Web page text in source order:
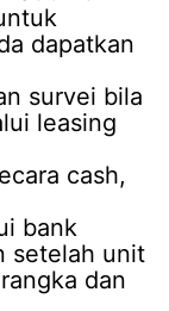
dapatkan
survei bila
leasing
cash,
bank
setelah unit
dan